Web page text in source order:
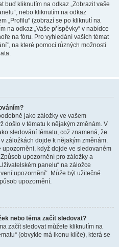
buď kliknutím na odkaz „Zobrazit vaše
nebo kliknutím na odkaz
„Profilu“ (zobrazí se po kliknutí na
na odkaz „Vaše příspěvky“ v nabídce
na fóru. Pro vyhledání vašich témat
na které pomocí různých možnosti
jako záložky ve vašem
došlo v tématu k nějakým změnám. V
sledování tématu, což znamená, že
záložkách dojde k nějakým změnám.
když dojde ve sledovaném
upozornění pro záložky a
panelu“ na záložce
upozornění“. Může být užitečné
upozornění.
nebo téma začít sledovat?
začít sledovat můžete kliknutím na
(obvykle má ikonu klíče), která se